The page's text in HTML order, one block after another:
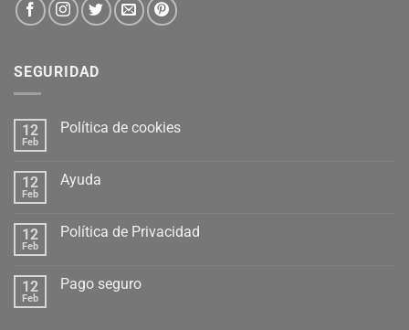
SEGURIDAD
12
Feb
Política de cookies
12
Feb
Ayuda
12
Feb
Política de Privacidad
12
Feb
Pago seguro